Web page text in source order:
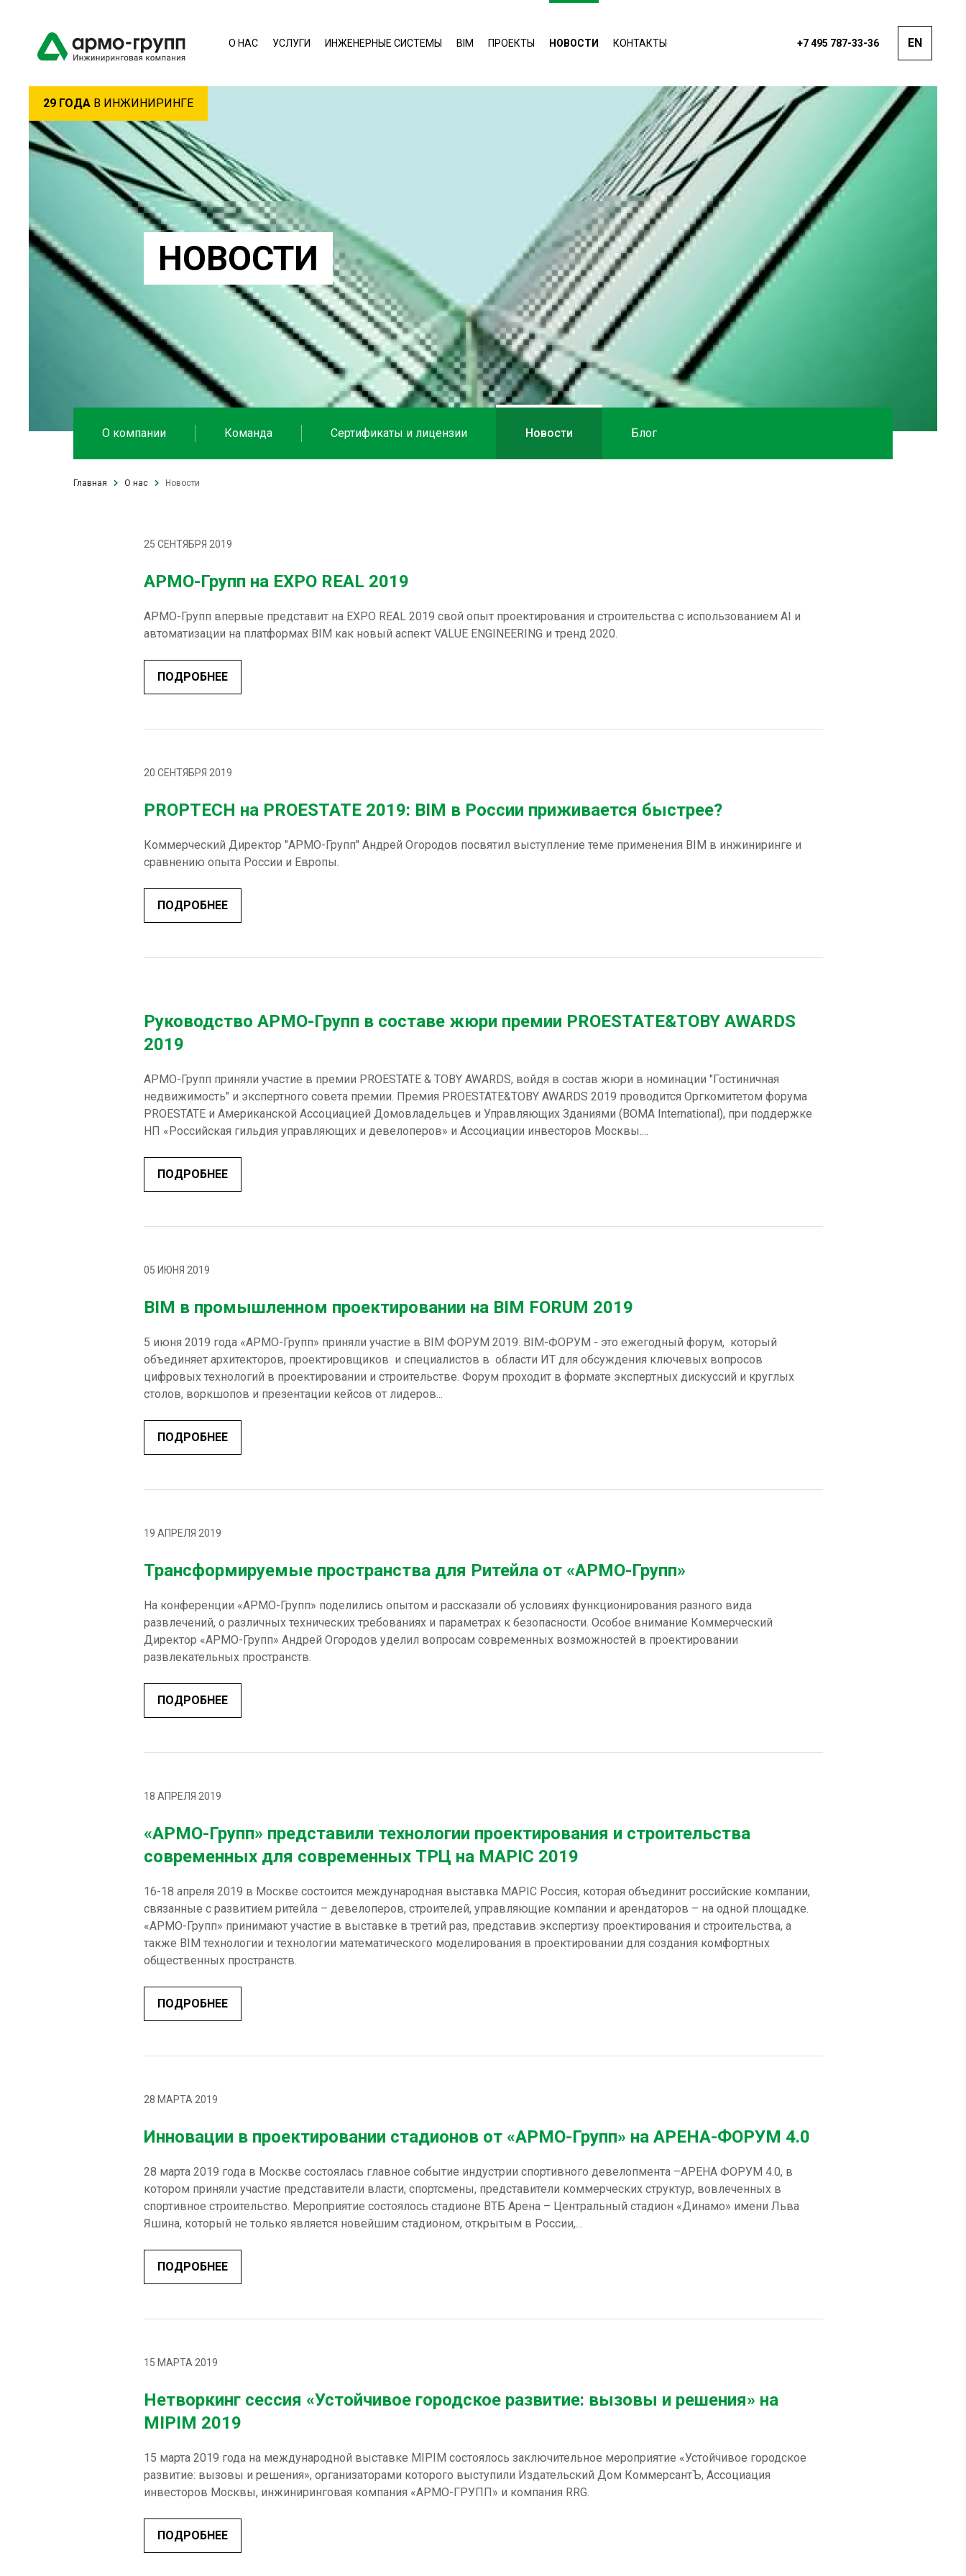
О НАС УСЛУГИ ИНЖЕНЕРНЫЕ СИСТЕМЫ BIM ПРОЕКТЫ НОВОСТИ КОНТАКТЫ +7 495 787-33-36 EN
29 ГОДА В ИНЖИНИРИНГЕ
НОВОСТИ
О компании Команда Сертификаты и лицензии Новости Блог
Главная О нас Новости
25 СЕНТЯБРЯ 2019
АРМО-Групп на EXPO REAL 2019
АРМО-Групп впервые представит на EXPO REAL 2019 свой опыт проектирования и строительства с использованием AI и
автоматизации на платформах BIM как новый аспект VALUE ENGINEERING и тренд 2020.
ПОДРОБНЕЕ
20 СЕНТЯБРЯ 2019
PROPTECH на PROESTATE 2019: BIM в России приживается быстрее?
Коммерческий Директор "АРМО-Групп" Андрей Огородов посвятил выступление теме применения BIM в инжиниринге и
сравнению опыта России и Европы.
ПОДРОБНЕЕ
Руководство АРМО-Групп в составе жюри премии PROESTATE&TOBY AWARDS
2019
АРМО-Групп приняли участие в премии PROESTATE & TOBY AWARDS, войдя в состав жюри в номинации "Гостиничная
недвижимость" и экспертного совета премии. Премия PROESTATE&TOBY AWARDS 2019 проводится Оргкомитетом форума
PROESTATE и Американской Ассоциацией Домовладельцев и Управляющих Зданиями (BOMA International), при поддержке
НП «Российская гильдия управляющих и девелоперов» и Ассоциации инвесторов Москвы....
ПОДРОБНЕЕ
05 ИЮНЯ 2019
BIM в промышленном проектировании на BIM FORUM 2019
5 июня 2019 года «АРМО-Групп» приняли участие в BIM ФОРУМ 2019. BIM-ФОРУМ - это ежегодный форум, который
объединяет архитекторов, проектировщиков и специалистов в области ИТ для обсуждения ключевых вопросов
цифровых технологий в проектировании и строительстве. Форум проходит в формате экспертных дискуссий и круглых
столов, воркшопов и презентации кейсов от лидеров...
ПОДРОБНЕЕ
19 АПРЕЛЯ 2019
Трансформируемые пространства для Ритейла от «АРМО-Групп»
На конференции «АРМО-Групп» поделились опытом и рассказали об условиях функционирования разного вида
развлечений, о различных технических требованиях и параметрах к безопасности. Особое внимание Коммерческий
Директор «АРМО-Групп» Андрей Огородов уделил вопросам современных возможностей в проектировании
развлекательных пространств.
ПОДРОБНЕЕ
18 АПРЕЛЯ 2019
«АРМО-Групп» представили технологии проектирования и строительства
современных для современных ТРЦ на MAPIC 2019
16-18 апреля 2019 в Москве состоится международная выставка MAPIC Россия, которая объединит российские компании,
связанные с развитием ритейла – девелоперов, строителей, управляющие компании и арендаторов – на одной площадке.
«АРМО-Групп» принимают участие в выставке в третий раз, представив экспертизу проектирования и строительства, а
также BIM технологии и технологии математического моделирования в проектировании для создания комфортных
общественных пространств.
ПОДРОБНЕЕ
28 МАРТА 2019
Инновации в проектировании стадионов от «АРМО-Групп» на АРЕНА-ФОРУМ 4.0
28 марта 2019 года в Москве состоялась главное событие индустрии спортивного девелопмента –АРЕНА ФОРУМ 4.0, в
котором приняли участие представители власти, спортсмены, представители коммерческих структур, вовлеченных в
спортивное строительство. Мероприятие состоялось стадионе ВТБ Арена – Центральный стадион «Динамо» имени Льва
Яшина, который не только является новейшим стадионом, открытым в России,...
ПОДРОБНЕЕ
15 МАРТА 2019
Нетворкинг сессия «Устойчивое городское развитие: вызовы и решения» на
MIPIM 2019
15 марта 2019 года на международной выставке MIPIM состоялось заключительное мероприятие «Устойчивое городское
развитие: вызовы и решения», организаторами которого выступили Издательский Дом КоммерсантЪ, Ассоциация
инвесторов Москвы, инжиниринговая компания «АРМО-ГРУПП» и компания RRG.
ПОДРОБНЕЕ